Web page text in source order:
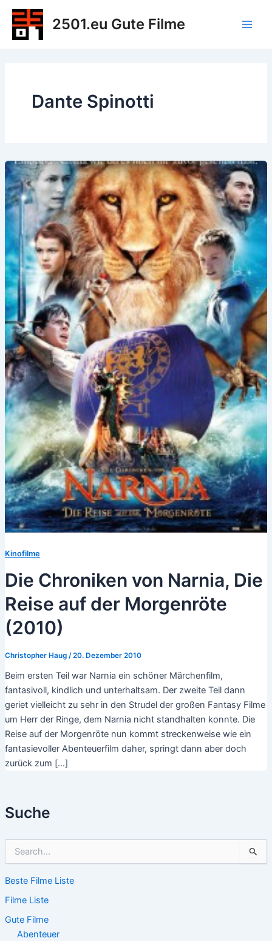
Zum
Inhalt
springen
2501.eu Gute Filme
Suche
h
n
n
Beste Filme Liste
Filme Liste
Gute Filme
Abenteuer
Dante Spinotti
Kinofilme
Die Chroniken von Narnia, Die
Reise auf der Morgenröte
(2010)
Christopher Haug /20. Dezember 2010
Beim ersten Teil war Narnia ein schöner Märchenfilm,
fantasivoll, kindlich und unterhaltsam. Der zweite Teil dann
geriet vielleicht zu sehr in den Strudel der großen Fantasy Filme
um Herr der Ringe, dem Narnia nicht standhalten konnte. Die
Reise auf der Morgenröte nun kommt streckenweise wie ein
fantasievoller Abenteuerfilm daher, springt dann aber doch
zurück zum […]